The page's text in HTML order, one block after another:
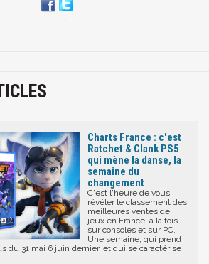
Charts France : c'est
Ratchet & Clank PS5
qui mène la danse, la
semaine du
changement
C'est l'heure de vous
révéler le classement des
meilleures ventes de
jeux en France, à la fois
sur consoles et sur PC.
Une semaine, qui prend
du 31 mai 6 juin dernier, et qui se caractérise